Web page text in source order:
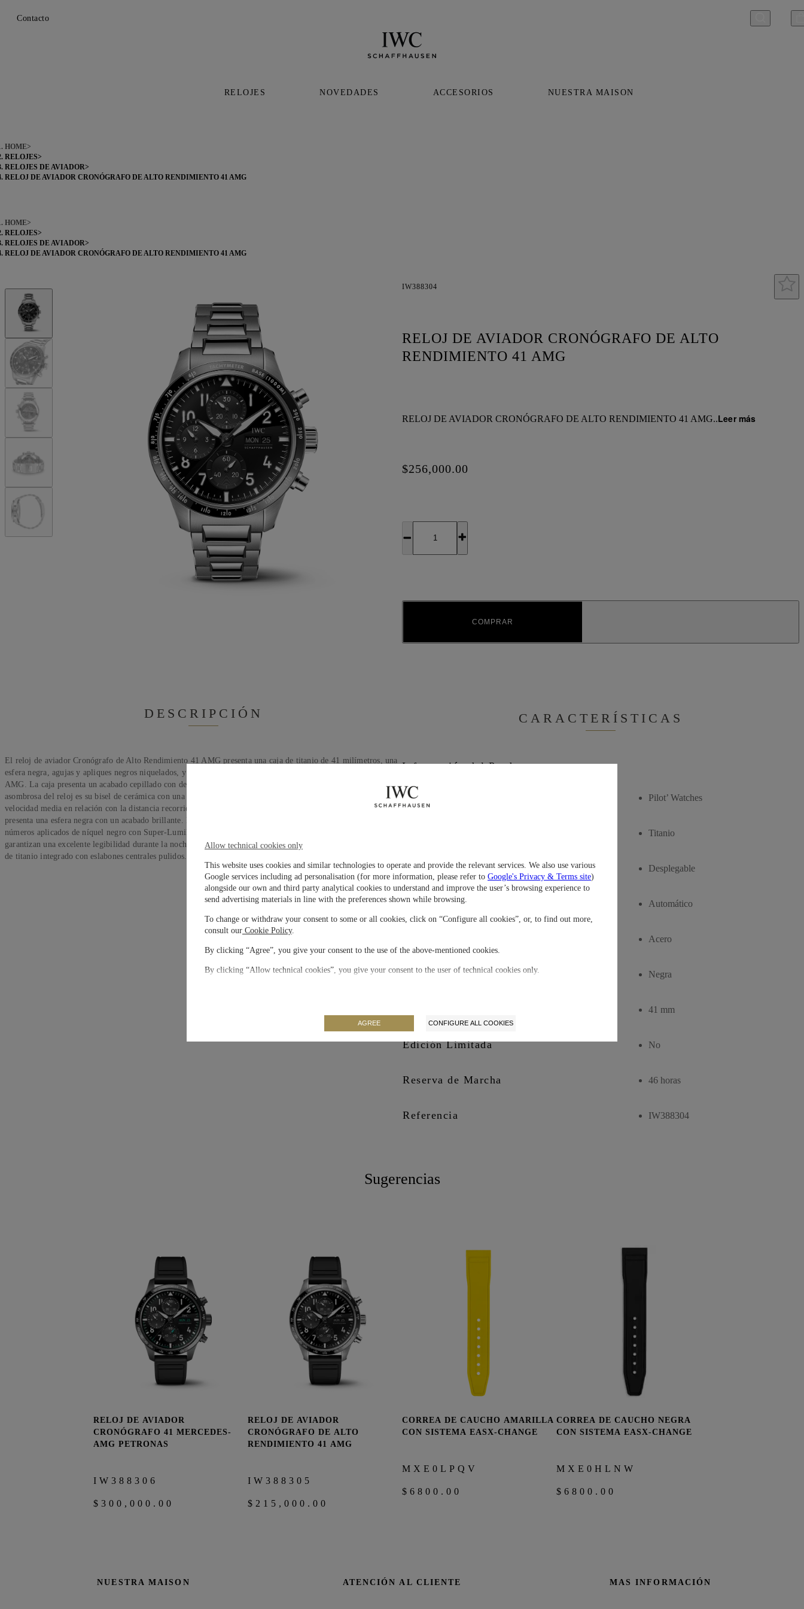
Contacto
RELOJES NOVEDADES ACCESORIOS NUESTRA MAISON
HOME
RELOJES
RELOJES DE AVIADOR
RELOJ DE AVIADOR CRONÓGRAFO DE ALTO RENDIMIENTO 41 AMG
HOME
RELOJES
RELOJES DE AVIADOR
RELOJ DE AVIADOR CRONÓGRAFO DE ALTO RENDIMIENTO 41 AMG
IW388304
RELOJ DE AVIADOR CRONÓGRAFO DE ALTO
RENDIMIENTO 41 AMG
RELOJ DE AVIADOR CRONÓGRAFO DE ALTO RENDIMIENTO 41 AMG..Leer más
$256,000.00
COMPRAR
DESCRIPCIÓN
El reloj de aviador Cronógrafo de Alto Rendimiento 41 AMG presenta una caja de titanio de 41 milímetros, una
esfera negra, agujas y apliques negros niquelados, y brazalete de titanio. Esta versión está dedicada a Mercedes
AMG. La caja presenta un acabado cepillado con detalles pulidos en las juntas. Una característica funcional
asombrosa del reloj es su bisel de cerámica con una escala taquimétrica, que permite al usuario medir la
velocidad media en relación con la distancia recorrida. A juego con el bisel de cerámica negra pulida, el modelo
presenta una esfera negra con un acabado brillante. Los totalizadores en bajorrelieve, las agujas, y los índices y
números aplicados de níquel negro con Super-LumiNova®, proporcionan una profundidad adicional y
garantizan una excelente legibilidad durante la noche. El reloj es hermético hasta 10 bar e incorpora un brazalete
de titanio integrado con eslabones centrales pulidos.
CARACTERÍSTICAS
Información del Producto
Colección Pilot’ Watches
Titanio
Cierre Desplegable
Movimiento Automático
Acero
Carátula Negra
41 mm
Edición Limitada No
Reserva de Marcha 46 horas
Referencia IW388304
Sugerencias
COMPRAR AHORA
RELOJ DE AVIADOR
CRONÓGRAFO 41 MERCEDES-
AMG PETRONAS
IW388306
$300,000.00
COMPRAR AHORA
RELOJ DE AVIADOR
CRONÓGRAFO DE ALTO
RENDIMIENTO 41 AMG
IW388305
$215,000.00
COMPRAR AHORA
CORREA DE CAUCHO AMARILLA
CON SISTEMA EASX-CHANGE
MXE0LPQV
$6800.00
COMPRAR AHORA
CORREA DE CAUCHO NEGRA
CON SISTEMA EASX-CHANGE
MXE0HLNW
$6800.00
NUESTRA MAISON ATENCIÓN AL CLIENTE MAS INFORMACIÓN
Allow technical cookies only
This website uses cookies and similar technologies to operate and provide the relevant services. We also use various
Google services including ad personalisation (for more information, please refer to Google's Privacy & Terms site)
alongside our own and third party analytical cookies to understand and improve the user’s browsing experience to
send advertising materials in line with the preferences shown while browsing.
To change or withdraw your consent to some or all cookies, click on “Configure all cookies”, or, to find out more,
consult our Cookie Policy.
By clicking “Agree”, you give your consent to the use of the above-mentioned cookies.
By clicking “Allow technical cookies”, you give your consent to the user of technical cookies only.
AGREE CONFIGURE ALL COOKIES